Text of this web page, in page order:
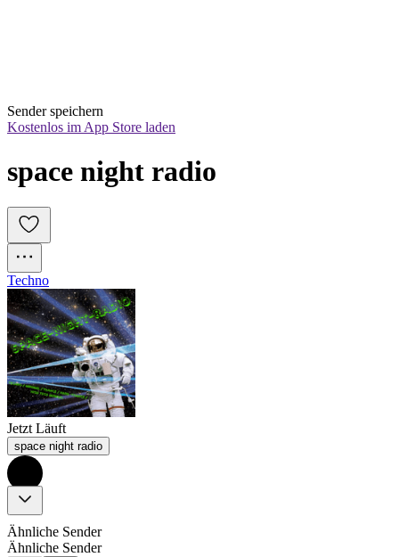
Sender speichern
Kostenlos im App Store laden
space night radio
Techno
Jetzt Läuft
space night radio
Ähnliche Sender
Ähnliche Sender